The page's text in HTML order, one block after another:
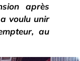
après
voulu unir
au